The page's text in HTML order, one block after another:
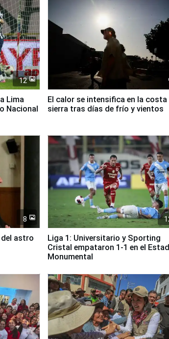
12
Lima
Nacional
El calor se intensifica en la costa
sierra tras días de frío y vientos
8
del astro
Liga 1: Universitario y Sporting
Cristal empataron 1-1 en el
Monumental